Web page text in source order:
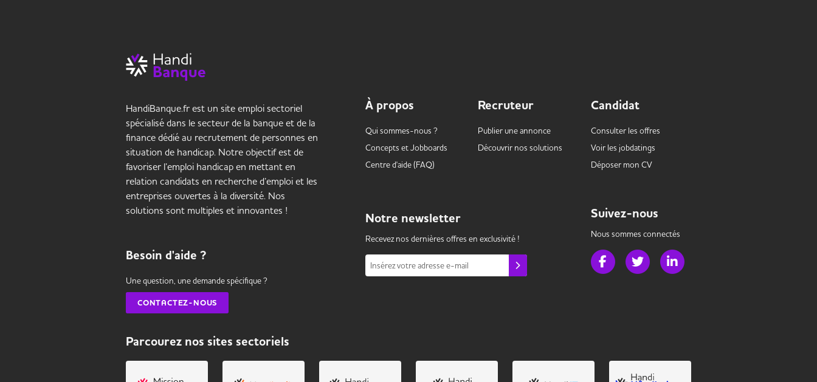
HandiBanque.fr est un site emploi sectoriel
spécialisé dans le secteur de la banque et de la
finance dédié au recrutement de personnes en
situation de handicap. Notre objectif est de
favoriser l’emploi handicap en mettant en
relation candidats en recherche d’emploi et les
entreprises ouvertes à la diversité. Nos
solutions sont multiples et innovantes !
Besoin d'aide ?
Une question, une demande spécifique ?
CONTACTEZ-NOUS
À propos
Qui sommes-nous ?
Concepts etJobboards
Centre d'aide (FAQ)
Recruteur
Publier une annonce
Découvrir nos solutions
Candidat
Consulter les offres
Voir les jobdatings
Déposer mon CV
Notre newsletter
Recevez nos dernières offres en exclusivité !
Insérez votre adresse e-mail
Suivez-nous
Nous sommes connectés
Page Facebook de Handi Banque
Page Twitter de Handi Banque
Parcourez nos sites sectoriels